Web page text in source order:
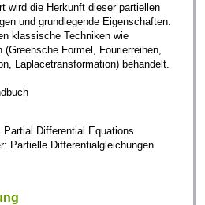
wird die Herkunft dieser partiellen
und grundlegende Eigenschaften.
klassische Techniken wie
(Greensche Formel, Fourierreihen,
Laplacetransformation) behandelt.
Partial Differential Equations
Partielle Differentialgleichungen